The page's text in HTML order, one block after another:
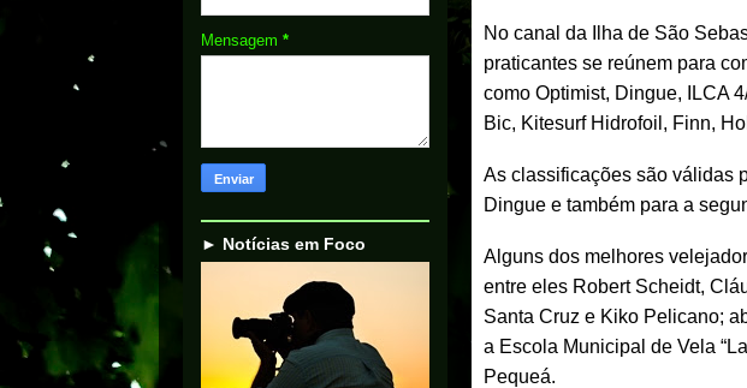
No canal da Ilha de São
praticantes se reúnem para
como Optimist, Dingue, ILCA
Bic, Kitesurf Hidrofoil, Finn,
As classificações são válidas
Dingue e também para a
Alguns dos melhores
entre eles Robert Scheidt,
Santa Cruz e Kiko Pelicano;
a Escola Municipal de Vela
Pequeá.
Mensagem *
► Notícias em Foco